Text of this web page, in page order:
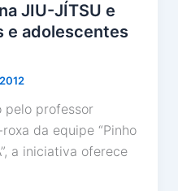
JIU-JÍTSU e
e adolescentes
pelo professor
da equipe “Pinho
a iniciativa oferece